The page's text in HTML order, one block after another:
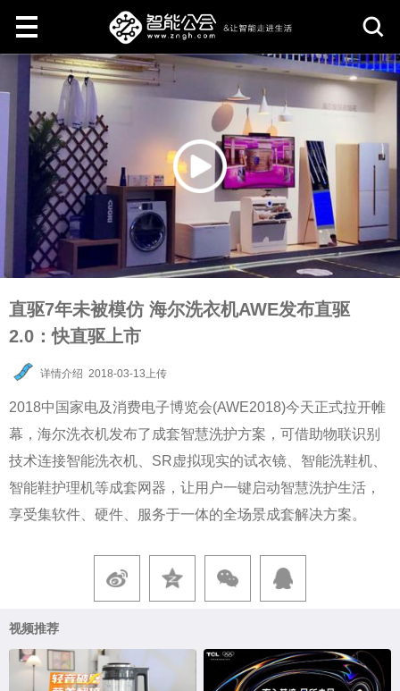
取
消
直驱7年未被模仿 海尔洗衣机AWE发布直驱
2.0：快直驱上市
详情介绍 2018-03-13上传
2018中国家电及消费电子博览会(AWE2018)今天正式拉开帷
幕，海尔洗衣机发布了成套智慧洗护方案，可借助物联识别
技术连接智能洗衣机、SR虚拟现实的试衣镜、智能洗鞋机、
智能鞋护理机等成套网器，让用户一键启动智慧洗护生活，
享受集软件、硬件、服务于一体的全场景成套解决方案。
视频推荐